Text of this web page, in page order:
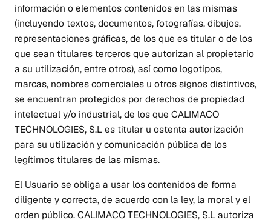
información o elementos contenidos en las mismas
(incluyendo textos, documentos, fotografías, dibujos,
representaciones gráficas, de los que es titular o de los
que sean titulares terceros que autorizan al propietario
a su utilización, entre otros), así como logotipos,
marcas, nombres comerciales u otros signos distintivos,
se encuentran protegidos por derechos de propiedad
intelectual y/o industrial, de los que CALIMACO
TECHNOLOGIES, S.L es titular u ostenta autorización
para su utilización y comunicación pública de los
legítimos titulares de las mismas.
El Usuario se obliga a usar los contenidos de forma
diligente y correcta, de acuerdo con la ley, la moral y el
orden público. CALIMACO TECHNOLOGIES, S.L autoriza